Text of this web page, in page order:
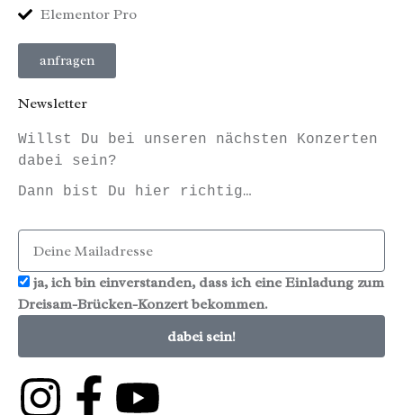
Elementor Pro
anfragen
Newsletter
Willst Du bei unseren nächsten Konzerten
dabei sein?
Dann bist Du hier richtig…
ja, ich bin einverstanden, dass ich eine Einladung zum
Dreisam-Brücken-Konzert bekommen.
dabei sein!